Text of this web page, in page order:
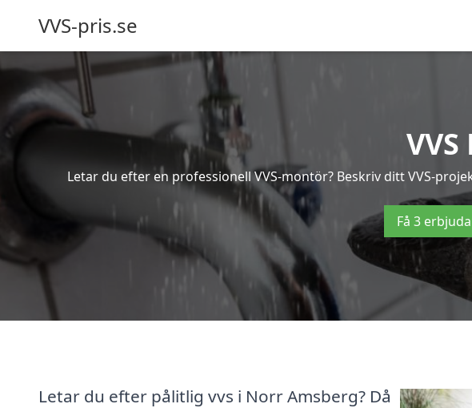
VVS-pris.se
Letar du efter en professionell VVS-montör? Beskriv ditt VVS-
Få 3
Letar du efter pålitlig vvs i Norr Amsberg? Då